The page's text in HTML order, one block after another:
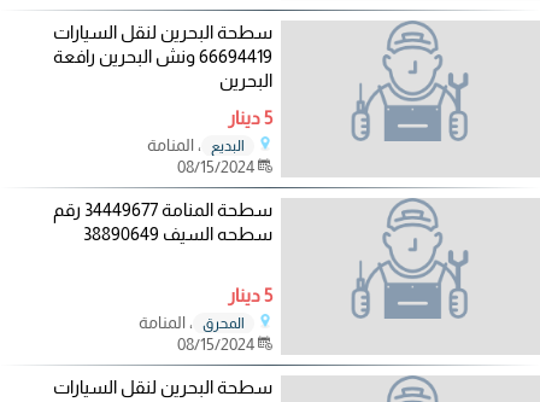
سطحة البحرين لنقل السيارات
66694419 ونش البحرين رافعة
البحرين
5 دينار
البديع
، المنامة
08/15/2024
سطحة المنامة 34449677 رقم
سطحه السيف 38890649
5 دينار
المحرق
، المنامة
08/15/2024
سطحة البحرين لنقل السيارات